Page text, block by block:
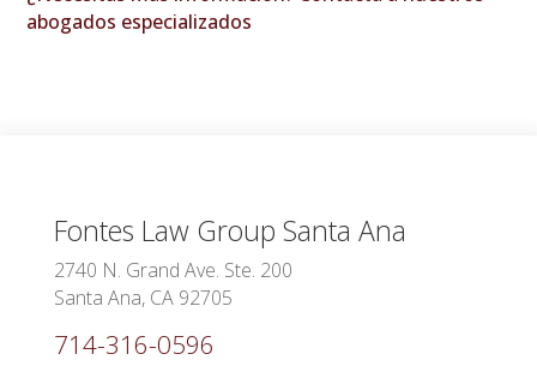
abogados especializados
Fontes Law Group Santa Ana
2740 N. Grand Ave. Ste. 200
Santa Ana, CA 92705
714-316-0596